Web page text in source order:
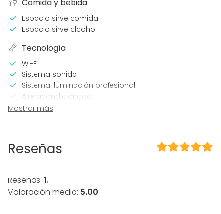
Comida y bebida
Espacio sirve comida
Espacio sirve alcohol
Tecnología
Wi-Fi
Sistema sonido
Sistema iluminación profesional
Aire acondicionado
Calefacción
Vajilla
Mobiliario
Fiesta
Boda
Mostrar más
Reseñas
Reseñas: 1,
Valoración media: 5.00